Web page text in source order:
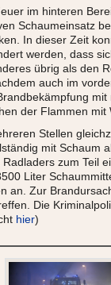
im hinteren
Schaumeinsatz
In dieser Zeit
werden, dass
übrig als den
auch im
der Flammen mit
Stellen
mit Schaum
zum Teil
Liter
an. Zur
Die
hier)